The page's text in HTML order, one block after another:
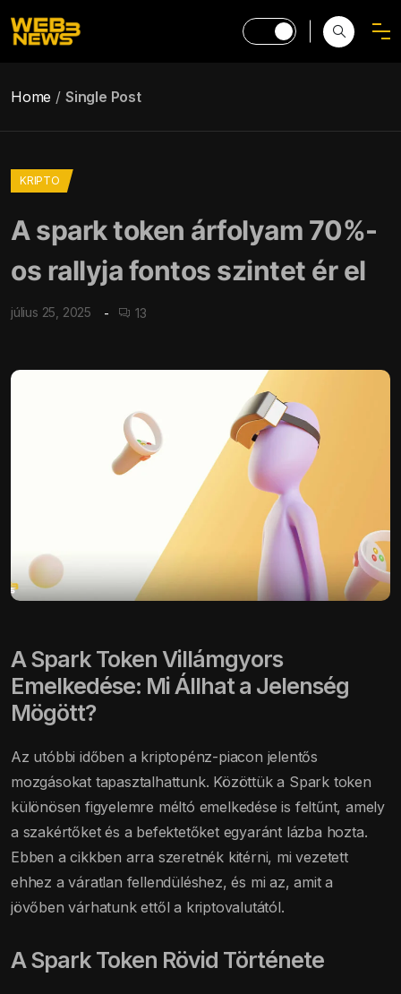
Home Single Post
KRIPTO
A spark token árfolyam 70%-
os rallyja fontos szintet ér el
július 25, 2025 13
A Spark Token Villámgyors
Emelkedése: Mi Állhat a Jelenség
Mögött?
Az utóbbi időben a kriptopénz-piacon jelentős
mozgásokat tapasztalhattunk. Közöttük a Spark token
különösen figyelemre méltó emelkedése is feltűnt, amely
a szakértőket és a befektetőket egyaránt lázba hozta.
Ebben a cikkben arra szeretnék kitérni, mi vezetett
ehhez a váratlan fellendüléshez, és mi az, amit a
jövőben várhatunk ettől a kriptovalutától.
A Spark Token Rövid Története